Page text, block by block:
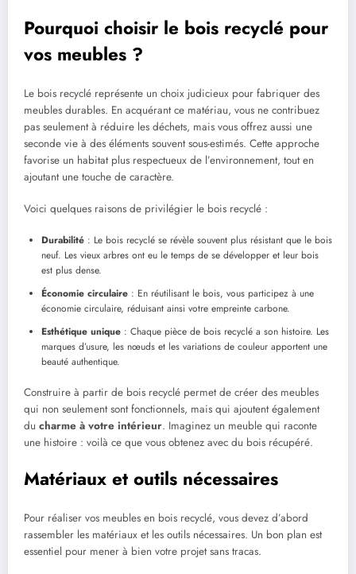
Pourquoi choisir le bois recyclé pour
vos meubles ?
Le bois recyclé représente un choix judicieux pour fabriquer des
meubles durables. En acquérant ce matériau, vous ne contribuez
pas seulement à réduire les déchets, mais vous offrez aussi une
seconde vie à des éléments souvent sous-estimés. Cette approche
favorise un habitat plus respectueux de l’environnement, tout en
ajoutant une touche de caractère.
Voici quelques raisons de privilégier le bois recyclé :
Durabilité : Le bois recyclé se révèle souvent plus résistant que le bois
neuf. Les vieux arbres ont eu le temps de se développer et leur bois
est plus dense.
Économie circulaire : En réutilisant le bois, vous participez à une
économie circulaire, réduisant ainsi votre empreinte carbone.
Esthétique unique : Chaque pièce de bois recyclé a son histoire. Les
marques d’usure, les nœuds et les variations de couleur apportent une
beauté authentique.
Construire à partir de bois recyclé permet de créer des meubles
qui non seulement sont fonctionnels, mais qui ajoutent également
du charme à votre intérieur. Imaginez un meuble qui raconte
une histoire : voilà ce que vous obtenez avec du bois récupéré.
Matériaux et outils nécessaires
Pour réaliser vos meubles en bois recyclé, vous devez d’abord
rassembler les matériaux et les outils nécessaires. Un bon plan est
essentiel pour mener à bien votre projet sans tracas.